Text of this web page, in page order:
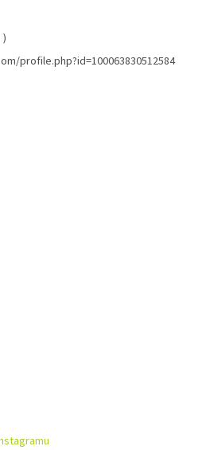
profile.php?id=100063830512584